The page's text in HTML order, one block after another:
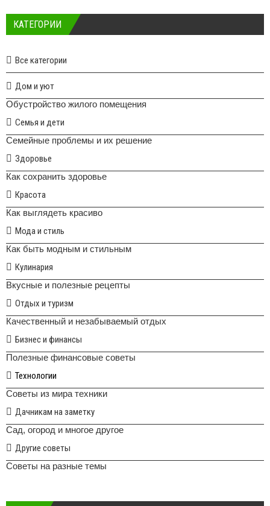
КАТЕГОРИИ
Все категории
Дом и уют
Обустройство жилого помещения
Семья и дети
Семейные проблемы и их решение
Здоровье
Как сохранить здоровье
Красота
Как выглядеть красиво
Мода и стиль
Как быть модным и стильным
Кулинария
Вкусные и полезные рецепты
Отдых и туризм
Качественный и незабываемый отдых
Бизнес и финансы
Полезные финансовые советы
Технологии
Советы из мира техники
Дачникам на заметку
Сад, огород и многое другое
Другие советы
Советы на разные темы